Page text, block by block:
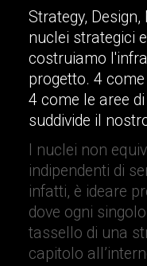
Strategy,
nuclei strategici
costruiamo
progetto. 4
4 come le aree
suddivide il
I nuclei non
indipendenti di
infatti, è ideare
dove ogni
tassello di una
capitolo